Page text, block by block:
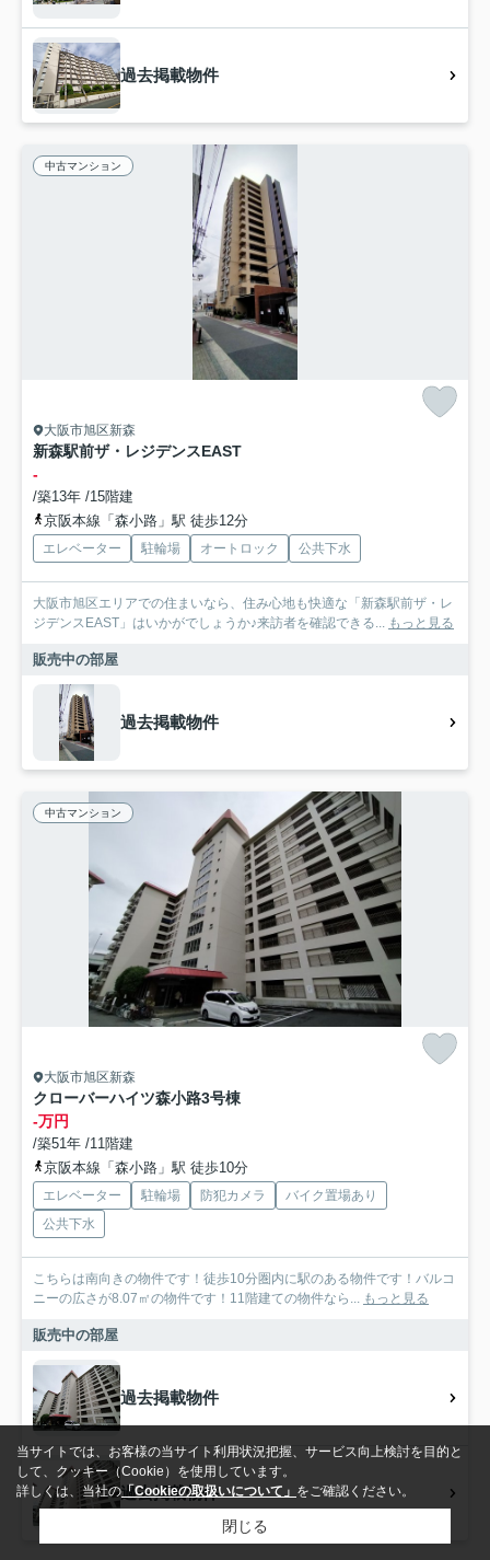
過去掲載物件
中古マンション
大阪市旭区新森
新森駅前ザ・レジデンスEAST
-
/築13年 /15階建
京阪本線「森小路」駅 徒歩12分
エレベーター 駐輪場 オートロック 公共下水
大阪市旭区エリアでの住まいなら、住み心地も快適な「新森駅前ザ・レ
ジデンスEAST」はいかがでしょうか♪来訪者を確認できる...
もっと見る
販売中の部屋
過去掲載物件
中古マンション
大阪市旭区新森
クローバーハイツ森小路3号棟
-万円
/築51年 /11階建
京阪本線「森小路」駅 徒歩10分
エレベーター 駐輪場 防犯カメラ
バイク置場あり
公共下水
こちらは南向きの物件です！徒歩10分圏内に駅のある物件です！バルコ
ニーの広さが8.07㎡の物件です！11階建ての物件なら...
もっと見る
販売中の部屋
過去掲載物件
過去掲載物件
当サイトでは、お客様の当サイト利用状況把握、サービス向上検討を目的と
して、クッキー（Cookie）を使用しています。
詳しくは、当社の「Cookieの取扱いについて」 をご確認ください。
閉じる